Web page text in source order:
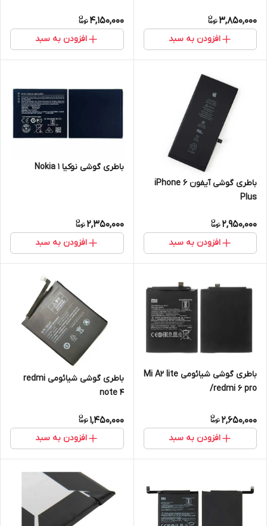
3,850,000
افزودن به سبد
4,150,000
افزودن به سبد
باطری گوشی آیفون iPhone 6
Plus
2,950,000
افزودن به سبد
باطری گوشی نوکیا Nokia 1
2,350,000
افزودن به سبد
باطری گوشی شیائومی Mi A2 lite
/redmi 6 pro
2,650,000
افزودن به سبد
باطری گوشی شیائومی redmi
note 4
1,450,000
افزودن به سبد